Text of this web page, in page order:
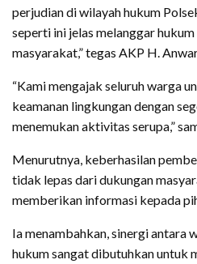
perjudian di wilayah hukum
seperti ini jelas melanggar
masyarakat,” tegas AKP H.
“Kami mengajak seluruh warga
keamanan lingkungan dengan
menemukan aktivitas serupa,”
Menurutnya, keberhasilan
tidak lepas dari dukungan
memberikan informasi kepada
Ia menambahkan, sinergi antara
hukum sangat dibutuhkan untuk